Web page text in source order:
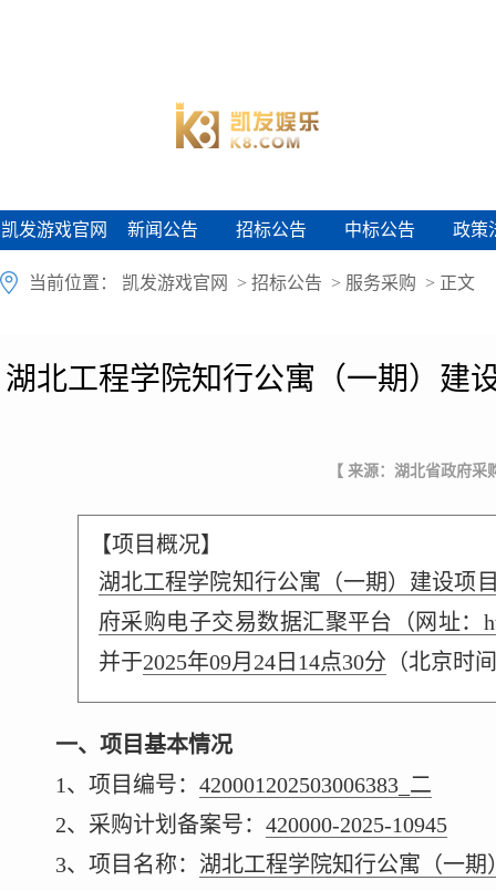
凯发游戏官网
凯发游戏官网 新闻公告
新闻公告 招标公告
招标公告 中标公告
中标公告 政策
政策
当前位置： 凯发游戏官网 > 招标公告 > 服务采购 > 正文
湖北工程学院知行公寓（一期）建
【 来源：湖北省政府
【项目概况】
湖北工程学院知行公寓（一期）建设项
府采购电子交易数据汇聚平台（网址：
并于2025年09月24日14点30分 （北京时
一、项目基本情况
1、项目编号： 420001202503006383_二
2、采购计划备案号： 420000-2025-10945
3、项目名称： 湖北工程学院知行公寓（一